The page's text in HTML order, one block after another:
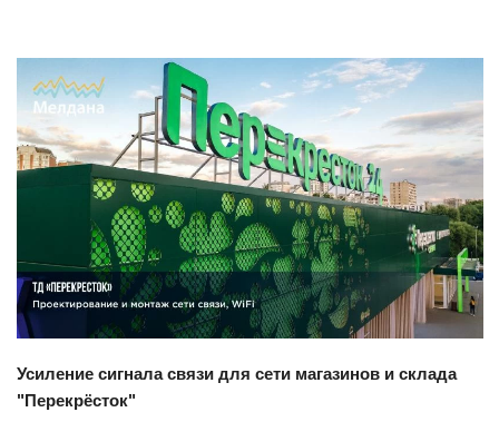
Смотреть проект
Усиление сигнала связи для сети магазинов и склада
"Перекрёсток"